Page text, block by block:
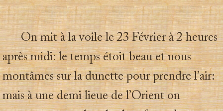
On mit à la voile le 23 Février à 2 heures
après midi: le temps étoit beau et nous
montâmes sur la dunette pour prendre l’air:
mais à une demi lieue de l’Orient on